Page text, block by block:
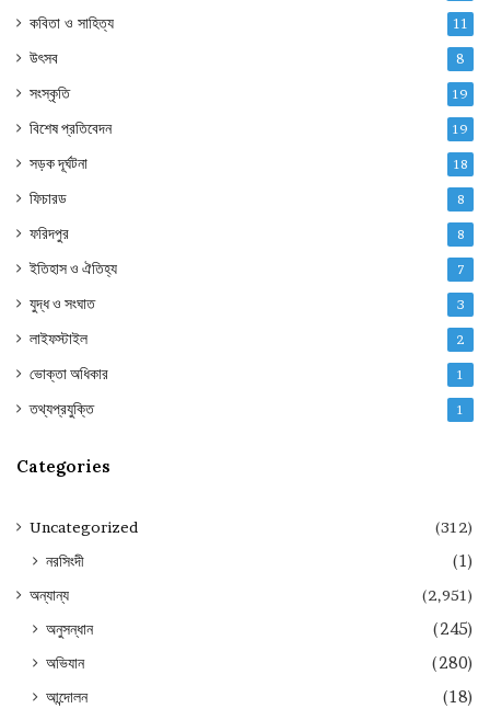
কবিতা ও সাহিত্য 11
উৎসব 8
সংস্কৃতি 19
বিশেষ প্রতিবেদন 19
সড়ক দূর্ঘটনা 18
ফিচারড 8
ফরিদপুর 8
ইতিহাস ও ঐতিহ্য 7
যুদ্ধ ও সংঘাত 3
লাইফস্টাইল 2
ভোক্তা অধিকার 1
তথ্যপ্রযুক্তি 1
Categories
Uncategorized (312)
নরসিংদী (1)
অন্যান্য (2,951)
অনুসন্ধান
(245)
অভিযান
(280)
আন্দোলন
(18)